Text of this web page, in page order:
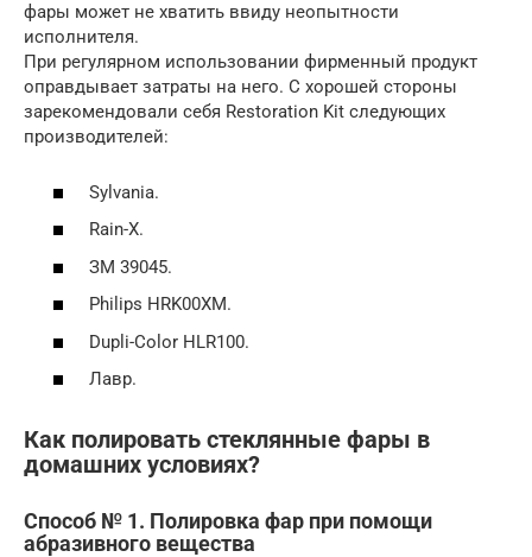
фары может не хватить ввиду неопытности
исполнителя.
При регулярном использовании фирменный продукт
оправдывает затраты на него. С хорошей стороны
зарекомендовали себя Restoration Kit следующих
производителей:
Sуlvania.
Rain-X.
ЗМ 39045.
Philips HRK00XM.
Dupli-Color HLR100.
Лавр.
Как полировать стеклянные фары в
домашних условиях?
Способ № 1. Полировка фар при помощи
абразивного вещества